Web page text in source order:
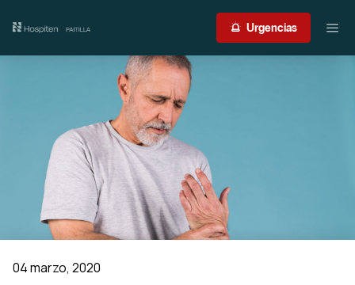
Urgencias
Guía del paciente
Atención médica
Servicios
International Patient
Contacto
04 marzo, 2020